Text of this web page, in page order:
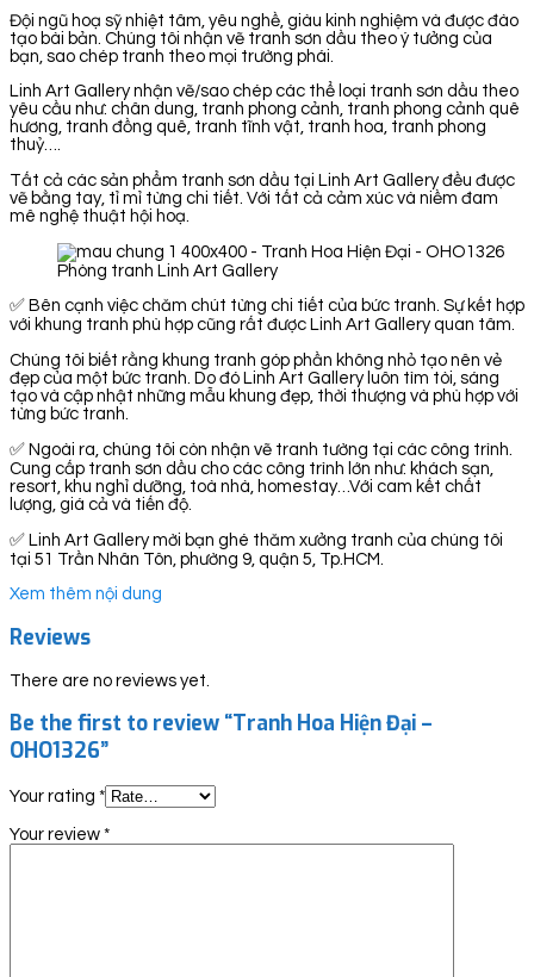
Đội ngũ hoạ sỹ nhiệt tâm, yêu nghề, giàu kinh nghiệm và được đào
tạo bài bản. Chúng tôi nhận vẽ tranh sơn dầu theo ý tưởng của
bạn, sao chép tranh theo mọi trường phái.
Linh Art Gallery nhận vẽ/sao chép các thể loại tranh sơn dầu theo
yêu cầu như: chân dung, tranh phong cảnh, tranh phong cảnh quê
hương, tranh đồng quê, tranh tĩnh vật, tranh hoa, tranh phong
thuỷ….
Tất cả các sản phẩm tranh sơn dầu tại Linh Art Gallery đều được
vẽ bằng tay, tỉ mỉ từng chi tiết. Với tất cả cảm xúc và niềm đam
mê nghệ thuật hội hoạ.
Phòng tranh Linh Art Gallery
✅ Bên cạnh việc chăm chút từng chi tiết của bức tranh. Sự kết hợp
với khung tranh phù hợp cũng rất được Linh Art Gallery quan tâm.
Chúng tôi biết rằng khung tranh góp phần không nhỏ tạo nên vẻ
đẹp của một bức tranh. Do đó Linh Art Gallery luôn tìm tòi, sáng
tạo và cập nhật những mẫu khung đẹp, thời thượng và phù hợp với
từng bức tranh.
✅ Ngoài ra, chúng tôi còn nhận vẽ tranh tường tại các công trình.
Cung cấp tranh sơn dầu cho các công trình lớn như: khách sạn,
resort, khu nghỉ dưỡng, toà nhà, homestay…Với cam kết chất
lượng, giá cả và tiến độ.
✅ Linh Art Gallery mời bạn ghé thăm xưởng tranh của chúng tôi
tại 51 Trần Nhân Tôn, phường 9, quận 5, Tp.HCM.
Xem thêm nội dung
Reviews
There are no reviews yet.
Be the first to review “Tranh Hoa Hiện Đại –
OHO1326”
Your rating *
Your review *